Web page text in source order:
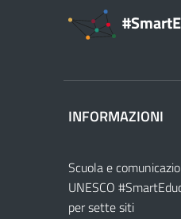
INFORMAZIONI
Scuola e
UNESCO
per sette siti